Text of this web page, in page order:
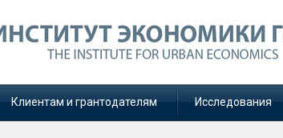
Клиентам и грантодателям Исследования